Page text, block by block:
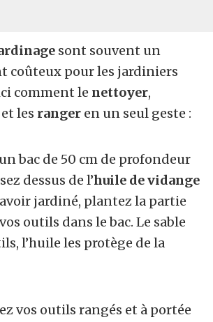
sont souvent un
coûteux pour les jardiniers
comment le nettoyer,
et les ranger en un seul geste :
bac de 50 cm de profondeur
dessus de l’huile de vidange
jardiné, plantez la partie
outils dans le bac. Le sable
l’huile les protège de la
vos outils rangés et à portée